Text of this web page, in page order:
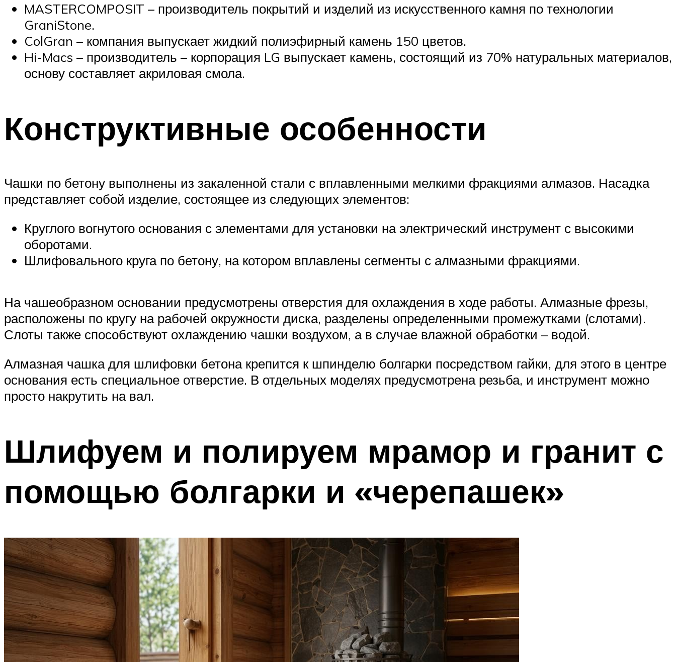
MASTERCOMPOSIT – производитель покрытий и изделий из искусственного камня по технологии
GraniStone.
ColGran – компания выпускает жидкий полиэфирный камень 150 цветов.
Hi-Macs – производитель – корпорация LG выпускает камень, состоящий из 70% натуральных материалов,
основу составляет акриловая смола.
Конструктивные особенности
Чашки по бетону выполнены из закаленной стали с вплавленными мелкими фракциями алмазов. Насадка
представляет собой изделие, состоящее из следующих элементов:
Круглого вогнутого основания с элементами для установки на электрический инструмент с высокими
оборотами.
Шлифовального круга по бетону, на котором вплавлены сегменты с алмазными фракциями.
На чашеобразном основании предусмотрены отверстия для охлаждения в ходе работы. Алмазные фрезы,
расположены по кругу на рабочей окружности диска, разделены определенными промежутками (слотами).
Слоты также способствуют охлаждению чашки воздухом, а в случае влажной обработки – водой.
Алмазная чашка для шлифовки бетона крепится к шпинделю болгарки посредством гайки, для этого в центре
основания есть специальное отверстие. В отдельных моделях предусмотрена резьба, и инструмент можно
просто накрутить на вал.
Шлифуем и полируем мрамор и гранит с
помощью болгарки и «черепашек»